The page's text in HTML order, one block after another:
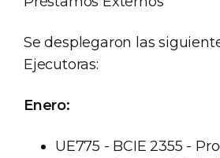
Se desplegaron las
Ejecutoras:
Enero:
UE775 - BCIE 2355 -